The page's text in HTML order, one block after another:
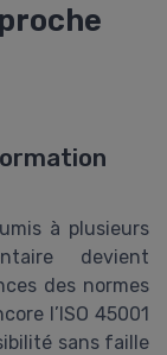
à plusieurs
devient
des normes
l’ISO 45001
sans faille